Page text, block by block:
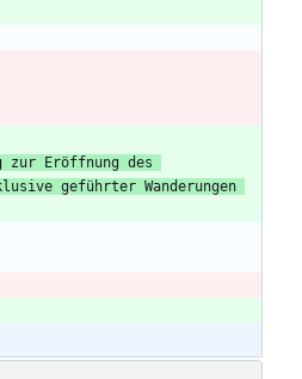
zur Eröffnung des
geführter Wanderungen